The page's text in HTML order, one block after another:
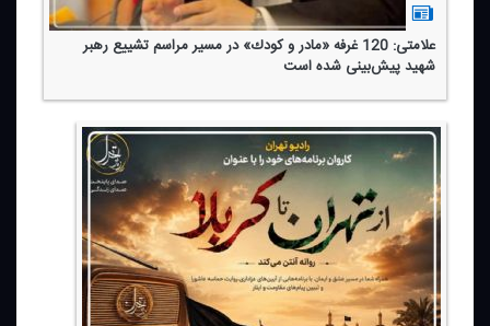
علامتی: 120 غرفه «مادر و كودك» در مسیر مراسم تشییع رهبر
شهید پیش‌بینی شده است